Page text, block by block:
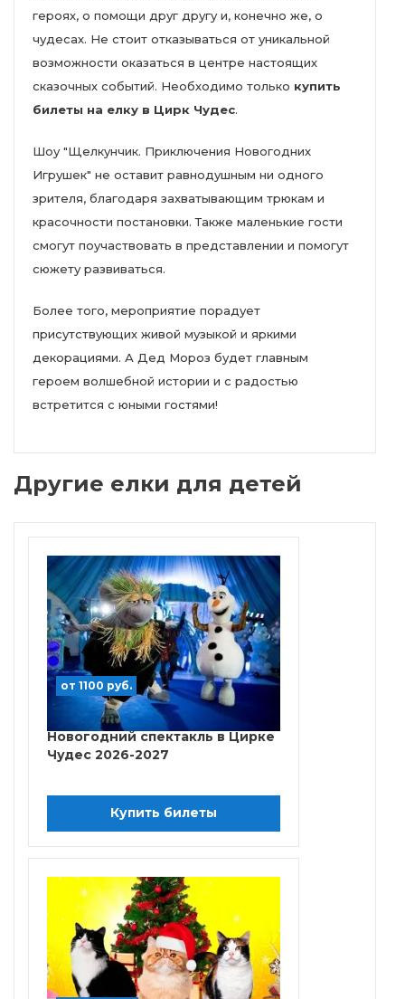
героях, о помощи друг другу и, конечно же, о
чудесах. Не стоит отказываться от уникальной
возможности оказаться в центре настоящих
сказочных событий. Необходимо только купить
билеты на елку в Цирк Чудес.
Шоу "Щелкунчик. Приключения Новогодних
Игрушек" не оставит равнодушным ни одного
зрителя, благодаря захватывающим трюкам и
красочности постановки. Также маленькие гости
смогут поучаствовать в представлении и помогут
сюжету развиваться.
Более того, мероприятие порадует
присутствующих живой музыкой и яркими
декорациями. А Дед Мороз будет главным
героем волшебной истории и с радостью
встретится с юными гостями!
Другие елки для детей
от 1100 руб.
Новогодний спектакль в Цирке
Чудес 2026-2027
Купить билеты